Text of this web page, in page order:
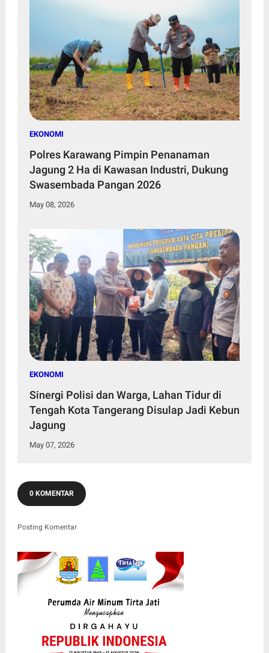
EKONOMI
Polres Karawang Pimpin Penanaman
Jagung 2 Ha di Kawasan Industri, Dukung
Swasembada Pangan 2026
May 08, 2026
EKONOMI
Sinergi Polisi dan Warga, Lahan Tidur di
Tengah Kota Tangerang Disulap Jadi Kebun
Jagung
May 07, 2026
0 KOMENTAR
Posting Komentar